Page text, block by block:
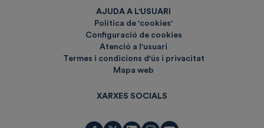
AJUDA A L'USUARI
Política de 'cookies'
Configuració de cookies
Atenció a l'usuari
Termes i condicions d'ús i privacitat
Mapa web
XARXES SOCIALS